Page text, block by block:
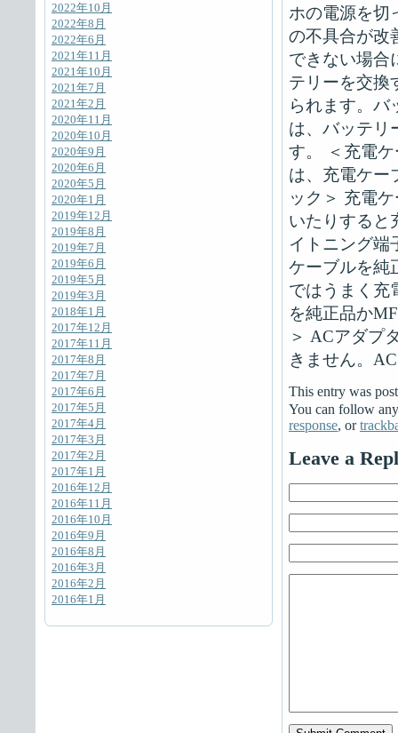
2022年10月
2022年8月
2022年6月
2021年11月
2021年10月
2021年7月
2021年2月
2020年11月
2020年10月
2020年9月
2020年6月
2020年5月
2020年1月
2019年12月
2019年8月
2019年7月
2019年6月
2019年5月
2019年3月
2018年1月
2017年12月
2017年11月
2017年8月
2017年7月
2017年6月
2017年5月
2017年4月
2017年3月
2017年2月
2017年1月
2016年12月
2016年11月
2016年10月
2016年9月
2016年8月
2016年3月
2016年2月
2016年1月
ホの電源を切
の不具合が改
できない場合
テリーを交換
られます。バ
は、バッテリ
す。 ＜充電
は、充電ケー
ック＞ 充電
いたりすると
イトニング端
ケーブルを純
ではうまく充
を純正品か
＞ ACアダプ
きません。
This entry was
You can follow
response, or
Leave a